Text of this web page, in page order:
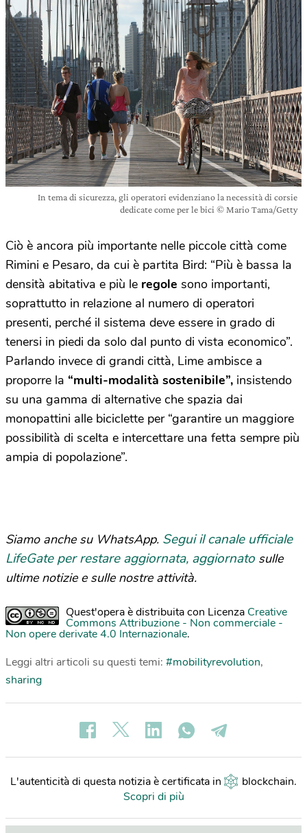
In tema di sicurezza, gli operatori evidenziano la necessità di corsie
dedicate come per le bici © Mario Tama/Getty
Ciò è ancora più importante nelle piccole città come
Rimini e Pesaro, da cui è partita Bird: “Più è bassa la
densità abitativa e più le regole sono importanti,
soprattutto in relazione al numero di operatori
presenti, perché il sistema deve essere in grado di
tenersi in piedi da solo dal punto di vista economico”.
Parlando invece di grandi città, Lime ambisce a
proporre la “multi-modalità sostenibile”, insistendo
su una gamma di alternative che spazia dai
monopattini alle biciclette per “garantire un maggiore
possibilità di scelta e intercettare una fetta sempre più
ampia di popolazione”.
Siamo anche su WhatsApp. Segui il canale ufficiale
LifeGate per restare aggiornata, aggiornato sulle
ultime notizie e sulle nostre attività.
Quest'opera è distribuita con Licenza Creative
Commons Attribuzione - Non commerciale -
Non opere derivate 4.0 Internazionale.
Leggi altri articoli su questi temi: #mobilityrevolution,
sharing
L'autenticità di questa notizia è certificata in blockchain.
Scopri di più